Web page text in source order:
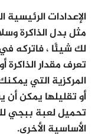
الإعدادات
مثل بدل الذاكرة
لك شيئًا ، فاتركه
تعرف مقدار
المركزية التي
أو تقليلها يمكن
تحميل لعبة ببجي
الأساسية الأخرى.